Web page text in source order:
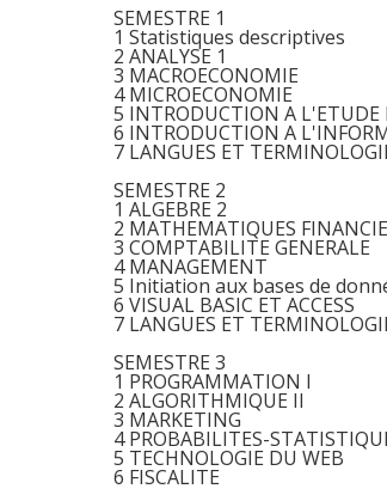
SEMESTRE 1
1 Statistiques descriptives
2 ANALYSE 1
3 MACROECONOMIE
4 MICROECONOMIE
5 INTRODUCTION A L'ETUDE
6 INTRODUCTION A
7 LANGUES ET
SEMESTRE 2
1 ALGEBRE 2
2 MATHEMATIQUES
3 COMPTABILITE GENERALE
4 MANAGEMENT
5 Initiation aux bases de
6 VISUAL BASIC ET ACCESS
7 LANGUES ET
SEMESTRE 3
1 PROGRAMMATION I
2 ALGORITHMIQUE II
3 MARKETING
4 PROBABILITES-
5 TECHNOLOGIE DU WEB
6 FISCALITE